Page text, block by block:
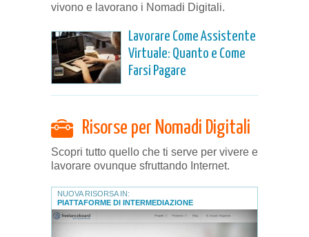
vivono e lavorano i Nomadi Digitali.
Lavorare Come Assistente
Virtuale: Quanto e Come
Farsi Pagare
Risorse per Nomadi Digitali
Scopri tutto quello che ti serve per vivere e
lavorare ovunque sfruttando Internet.
NUOVA RISORSA IN:
PIATTAFORME DI INTERMEDIAZIONE